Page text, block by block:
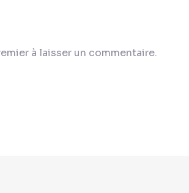
à laisser un commentaire.